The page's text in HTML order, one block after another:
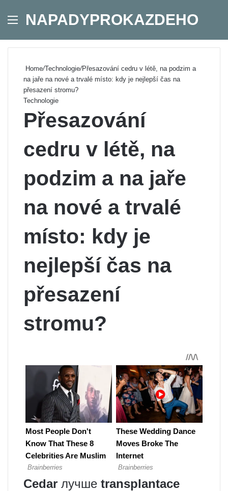
Menu
NAPADYPROKAZDEHO
Home/Technologie/Přesazování cedru v létě, na podzim a
na jaře na nové a trvalé místo: kdy je nejlepší čas na
přesazení stromu?
Technologie
Přesazování
cedru v létě, na
podzim a na jaře
na nové a trvalé
místo: kdy je
nejlepší čas na
přesazení
stromu?
Cedar лучше transplantace